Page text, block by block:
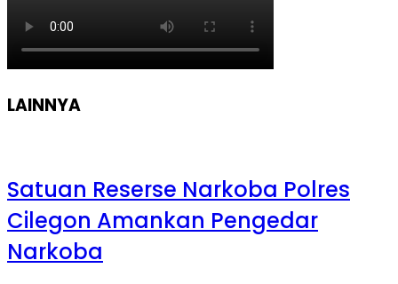
LAINNYA
Satuan Reserse Narkoba Polres
Cilegon Amankan Pengedar
Narkoba